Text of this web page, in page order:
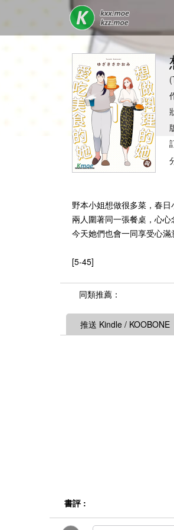
野本小姐想做很多菜，春日
兩人圍著同一張餐桌，心心
今天她們也會一同享受心滿
[5-45]
同類推薦：
推送 Kindle / KOOBONE
書評 :